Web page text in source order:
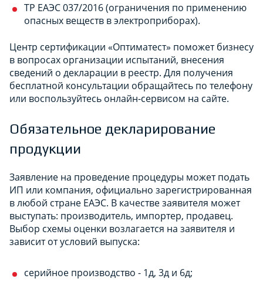
ТР ЕАЭС 037/2016 (ограничения по применению
опасных веществ в электроприборах).
Центр сертификации «Оптиматест» поможет бизнесу
в вопросах организации испытаний, внесения
сведений о декларации в реестр. Для получения
бесплатной консультации обращайтесь по телефону
или воспользуйтесь онлайн-сервисом на сайте.
Обязательное декларирование
продукции
Заявление на проведение процедуры может подать
ИП или компания, официально зарегистрированная
в любой стране ЕАЭС. В качестве заявителя может
выступать: производитель, импортер, продавец.
Выбор схемы оценки возлагается на заявителя и
зависит от условий выпуска:
серийное производство - 1д, 3д и 6д;